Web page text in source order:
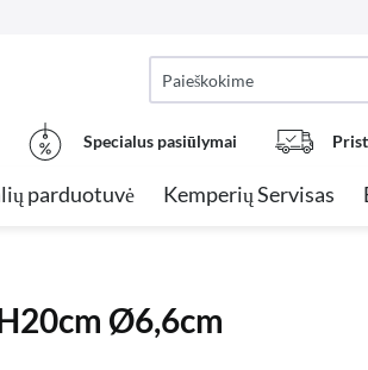
Specialus pasiūlymai
parduotuvė Kemperių Servisas
Ø6,6cm